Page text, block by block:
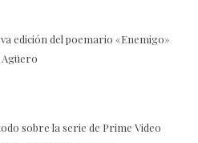
edición del poemario «Enemigo»
Agüero
sobre la serie de Prime Video